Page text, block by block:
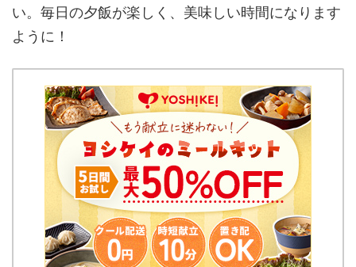
い。毎日の夕飯が楽しく、美味しい時間になります
ように！